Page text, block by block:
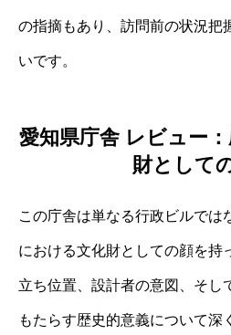
の指摘もあり、訪問前の状況把
いです。
愛知県庁舎 レビュー
財として
この庁舎は単なる行政ビルでは
における文化財としての顔を持
立ち位置、設計者の意図、そし
もたらす歴史的意義について深